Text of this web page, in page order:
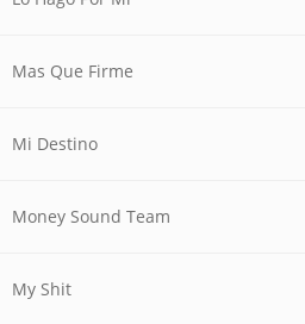
Mas Que Firme
Mi Destino
Money Sound Team
My Shit